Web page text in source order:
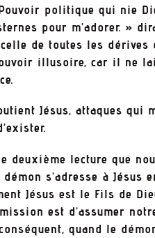
politique qui nie
pour m’adorer. »
de toutes les
illusoire, car il ne
Jésus, attaques qui
lecture que nous
démon s’adresse à
Jésus est le Fils de
est d’assumer
quand le